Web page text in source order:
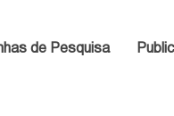
de Pesquisa